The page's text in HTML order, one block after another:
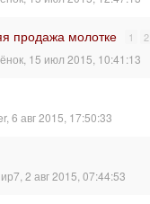
продажа молотке 1 2
15 июл 2015, 10:41:13
, 6 авг 2015, 17:50:33
2 авг 2015, 07:44:53